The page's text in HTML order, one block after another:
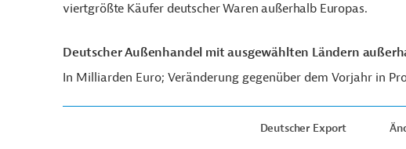
viertgrößte Käufer deutscher Waren außerhalb Europas.
Deutscher Außenhandel mit ausgewählten Ländern
In Milliarden Euro; Veränderung gegenüber dem Vorjahr in
Deutscher Export